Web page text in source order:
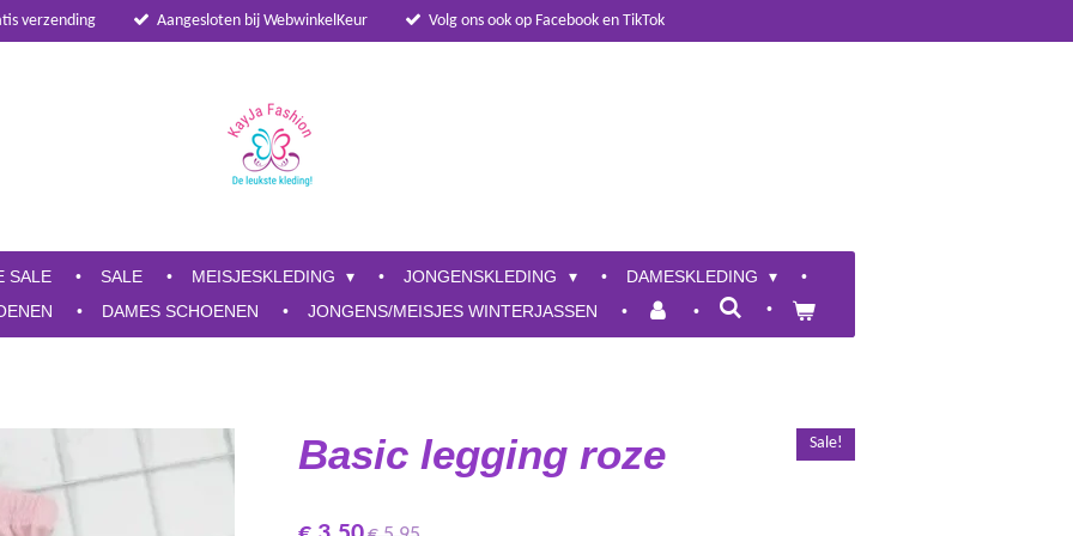
verzending Aangesloten bij WebwinkelKeur Volg ons ook op Facebook en TikTok
SALE SALE MEISJESKLEDING JONGENSKLEDING
DAMESKLEDING
DAMES SCHOENEN JONGENS/MEISJES WINTERJASSEN
Basic legging roze Sale!